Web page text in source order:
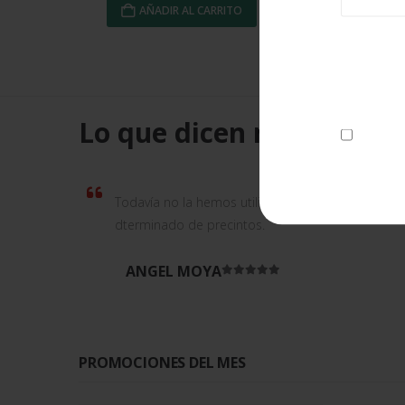
SOLICITAR PRESUPUESTO
Lo que dicen nuestros
Todavía no la hemos utilizado. Nos la han
dterminado de precintos.
ANGEL MOYA
PROMOCIONES DEL MES